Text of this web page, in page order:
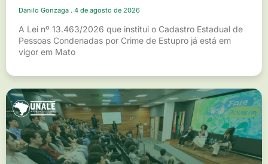
Danilo Gonzaga 4 de agosto de 2026
A Lei nº 13.463/2026 que institui o Cadastro Estadual de
Pessoas Condenadas por Crime de Estupro já está em
vigor em Mato